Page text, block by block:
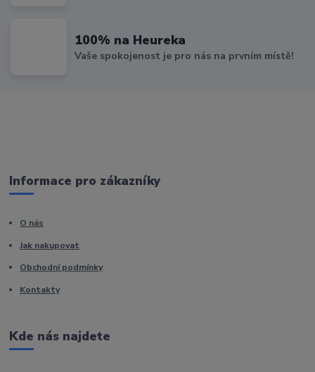
100% na Heureka
Vaše spokojenost je pro nás na prvním místě!
Informace pro zákazníky
O nás
Jak nakupovat
Obchodní podmínky
Kontakty
Kde nás najdete